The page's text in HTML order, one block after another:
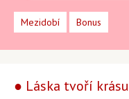
Mezidobí Bonus
● Láska tvoří krásu